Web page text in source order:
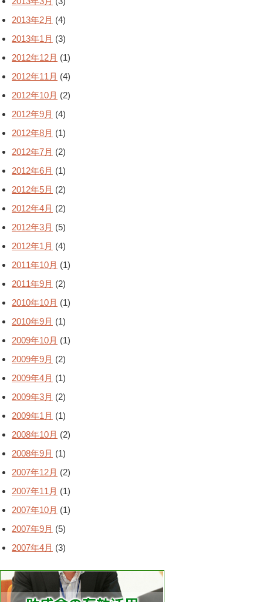
2013年2月 (4)
2013年1月 (3)
2012年12月 (1)
2012年11月 (4)
2012年10月 (2)
2012年9月 (4)
2012年8月 (1)
2012年7月 (2)
2012年6月 (1)
2012年5月 (2)
2012年4月 (2)
2012年3月 (5)
2012年1月 (4)
2011年10月 (1)
2011年9月 (2)
2010年10月 (1)
2010年9月 (1)
2009年10月 (1)
2009年9月 (2)
2009年4月 (1)
2009年3月 (2)
2009年1月 (1)
2008年10月 (2)
2008年9月 (1)
2007年12月 (2)
2007年11月 (1)
2007年10月 (1)
2007年9月 (5)
2007年4月 (3)